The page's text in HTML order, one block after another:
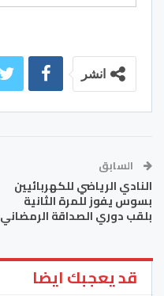
انشر
السابق
النادي الرياضي للكهربائيين
بسوس يفوز للمرة الثانية
بلقب دوري الصداقة الرمضاني
قد يعجبك ايضا